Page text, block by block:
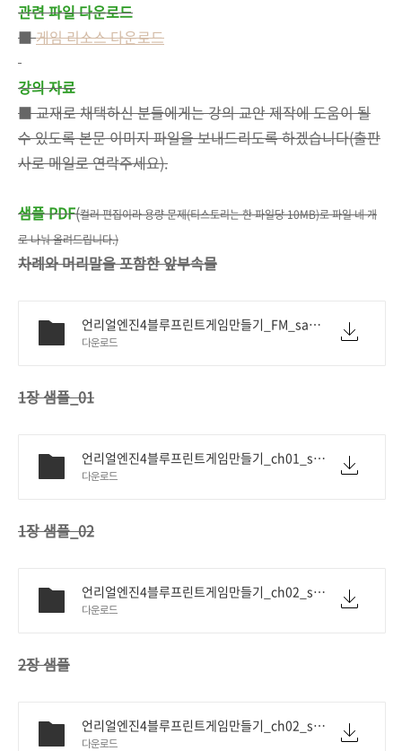
관련 파일 다운로드
■게임 리소스 다운로드
강의 자료
■ 교재로 채택하신 분들에게는 강의 교안 제작에 도움이 될
수 있도록 본문 이미지 파일을 보내드리도록 하겠습니다(출판
사로 메일로 연락주세요).
샘플 PDF(컬러 편집이라 용량 문제(티스토리는 한 파일당 10MB)로 파일 네 개
로 나눠 올려드립니다.)
차례와 머리말을 포함한 앞부속물
언리얼엔진4블루프린트게임만들기_FM_sample.pdf
다운로드
1장 샘플_01
언리얼엔진4블루프린트게임만들기_ch01_sample01.pdf
다운로드
1장 샘플_02
언리얼엔진4블루프린트게임만들기_ch02_sample.pdf
다운로드
2장 샘플
언리얼엔진4블루프린트게임만들기_ch02_sample.pdf
다운로드